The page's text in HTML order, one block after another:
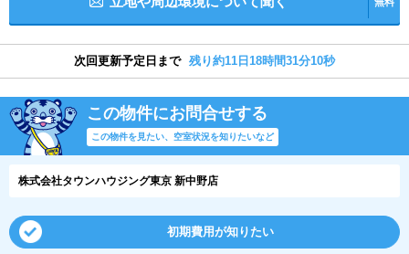
次回更新予定日まで 残り約11日18時間31分9秒
この物件にお問合せする
この物件を見たい、空室状況を知りたいなど
株式会社タウンハウジング東京 新中野店
初期費用が知りたい